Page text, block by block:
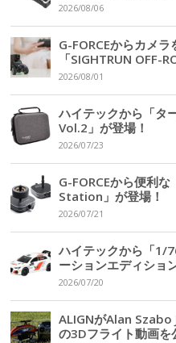
2026/08/06
G-FORCEからカメ
「SIGHTRUN OFF-
2026/08/01
ハイテックから「タ
Vol.2」が登場！
2026/07/23
G-FORCEから便利
Station」が登場！
2026/07/21
ハイテックから「1/
ーションエディショ
2026/07/20
ALIGNがAlan Szabo
の3Dフライト動画を